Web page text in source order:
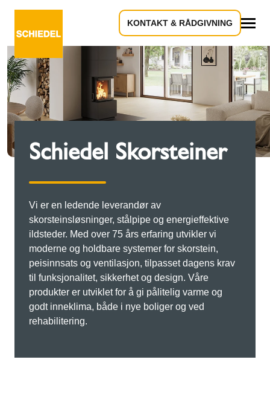
KONTAKT & RÅDGIVNING
Schiedel Skorsteiner
Vi er en ledende leverandør av
skorsteinsløsninger, stålpipe og energieffektive
ildsteder. Med over 75 års erfaring utvikler vi
moderne og holdbare systemer for skorstein,
peisinnsats og ventilasjon, tilpasset dagens krav
til funksjonalitet, sikkerhet og design. Våre
produkter er utviklet for å gi pålitelig varme og
godt inneklima, både i nye boliger og ved
rehabilitering.